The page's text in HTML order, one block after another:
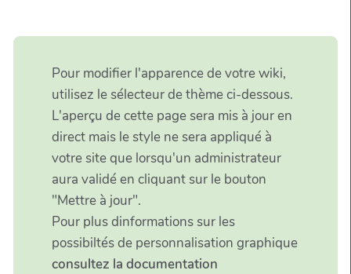
Pour modifier l'apparence de votre wiki,
utilisez le sélecteur de thème ci-dessous.
L'aperçu de cette page sera mis à jour en
direct mais le style ne sera appliqué à
votre site que lorsqu'un administrateur
aura validé en cliquant sur le bouton
"Mettre à jour".
Pour plus dinformations sur les
possibiltés de personnalisation graphique
consultez la documentation